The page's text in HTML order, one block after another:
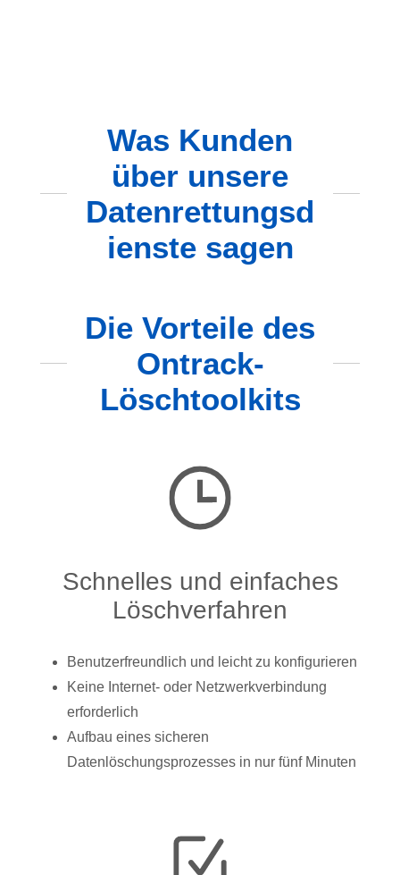
Was Kunden
über unsere
Datenrettungsd
ienste sagen
Die Vorteile des
Ontrack-
Löschtoolkits
Schnelles und einfaches
Löschverfahren
Benutzerfreundlich und leicht zu konfigurieren
Keine Internet- oder Netzwerkverbindung
erforderlich
Aufbau eines sicheren
Datenlöschungsprozesses in nur fünf Minuten